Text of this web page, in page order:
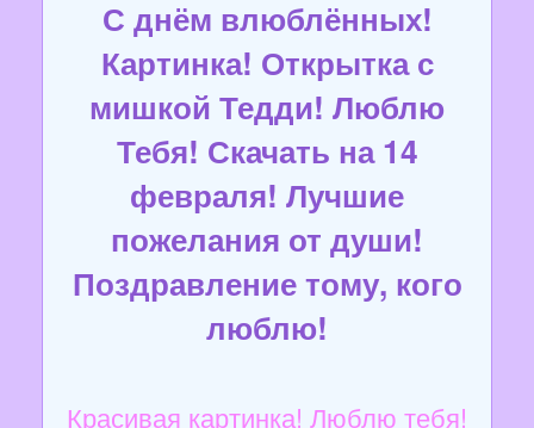
С днём влюблённых!
Картинка! Открытка с
мишкой Тедди! Люблю
Тебя! Скачать на 14
февраля! Лучшие
пожелания от души!
Поздравление тому, кого
люблю!
Красивая картинка! Люблю тебя!